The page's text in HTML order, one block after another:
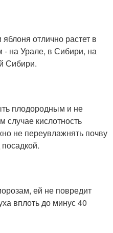
отлично растет в
- на Урале, в Сибири, на
Сибири.
плодородным и не
кислотность
не переувлажнять почву
ей не повредит
вплоть до минус 40